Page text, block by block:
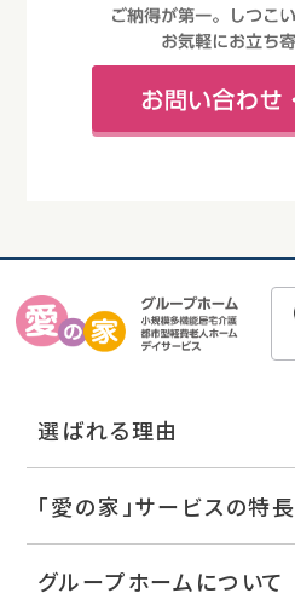
選ばれる理由
「愛の家」サービスの特長
グループホームについて